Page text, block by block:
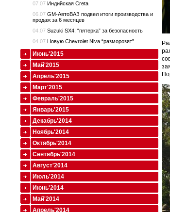
07.07 Индийская Creta
06.07 GM-АвтоВАЗ подвел итоги производства и
продаж за 6 месяцев
04.07 Suzuki SX4: “пятерка” за безопасность
04.07 Новую Chevrolet Niva “разморозят”
Июнь'2015
Май'2015
Апрель'2015
Март'2015
Февраль'2015
Январь'2015
Декабрь'2014
Ноябрь'2014
Октябрь'2014
Сентябрь'2014
Август'2014
Июль'2014
Июнь'2014
Май'2014
Апрель'2014